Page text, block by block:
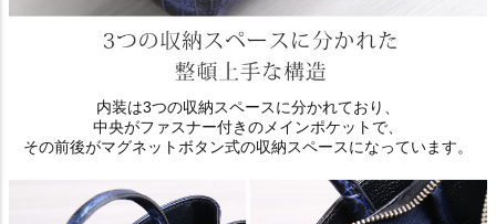
内装は3つの収納スペースに分かれており、
中央がファスナー付きのメインポケットで、
その前後がマグネットボタン式の収納スペースになっています。